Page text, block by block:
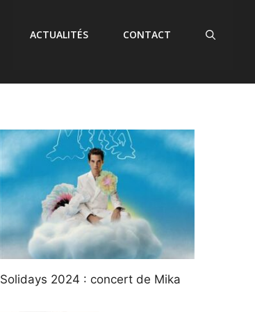
ACTUALITÉS CONTACT
Solidays 2024 : concert de Mika